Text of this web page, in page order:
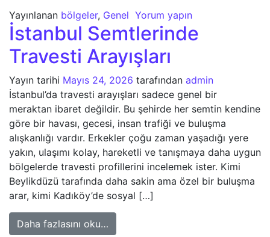
Yayınlanan bölgeler, Genel Yorum yapın
İstanbul Semtlerinde
Travesti Arayışları
Yayın tarihi Mayıs 24, 2026 tarafından admin
İstanbul’da travesti arayışları sadece genel bir
meraktan ibaret değildir. Bu şehirde her semtin kendine
göre bir havası, gecesi, insan trafiği ve buluşma
alışkanlığı vardır. Erkekler çoğu zaman yaşadığı yere
yakın, ulaşımı kolay, hareketli ve tanışmaya daha uygun
bölgelerde travesti profillerini incelemek ister. Kimi
Beylikdüzü tarafında daha sakin ama özel bir buluşma
arar, kimi Kadıköy’de sosyal […]
Daha fazlasını oku…